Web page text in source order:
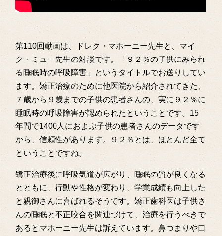
第110回動画は、ドレク・マホーニー先生と、マイ
ク・ミュー先生の対談です。「９２％の子供にみられ
る睡眠時の呼吸障害」というタイトルでお送りしてい
ます。矯正治療のために他医院から紹介されてきた、
７歳から９歳までの子供の患者さんの、実に９２％に
睡眠時の呼吸障害が認められたということです。15
年間で1400人におよぶ子供の患者さんのデータです
から、信頼性があります。９２％とは、ほとんど全て
ということですね。
矯正治療後に呼吸気道が広がり、睡眠の質が良くなる
とともに、行動や性格が変わり、学業成績も向上した
と親御さんに喜ばれるそうです。矯正歯科医は子供さ
んの睡眠と不正咬合を関連づけて、治療を行うべきで
あるとマホーニー先生は訴えています。鼻つまりや口